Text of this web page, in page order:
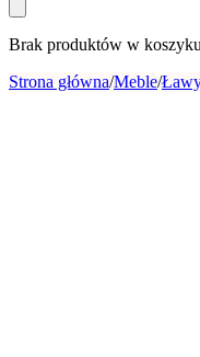
Brak produktów w
Strona główna/Meble/